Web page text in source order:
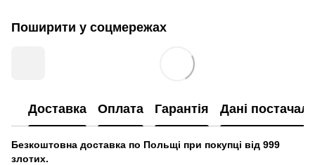
Поширити у соцмережах
Доставка Оплата Гарантія Дані
Безкоштовна доставка по Польщі при покупці від 999
злотих.